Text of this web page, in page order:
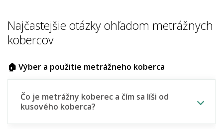
Najčastejšie otázky ohľadom metrážnych
kobercov
🏠 Výber a použitie metrážneho koberca
Čo je metrážny koberec a čím sa líši od
kusového koberca?